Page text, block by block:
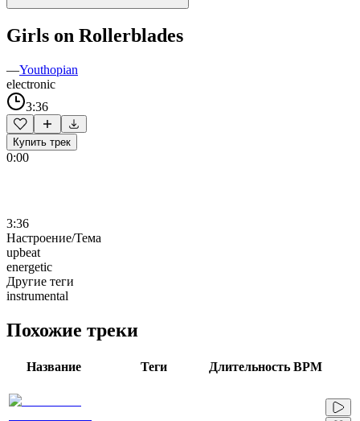
Girls on Rollerblades
—Youthopian
electronic
3:36
Купить трек
0:00
3:36
Настроение/Тема
upbeat
energetic
Другие теги
instrumental
Похожие треки
Название Теги Длительность BPM